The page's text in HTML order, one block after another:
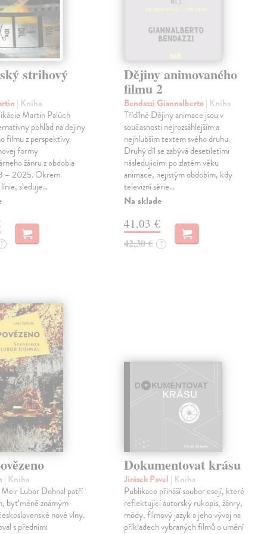
strihový
| Kniha
Martin Palúch
pohľad na dejiny
filmu z perspektívy
formy
žánru z obdobia
– 2025. Okrem
sleduje…
?
Dějiny animovaného
filmu 2
Bendazzi Giannalberto| Kniha
Třídílné Dějiny animace jsou v
současnosti nejrozsáhlejším a
nejhlubším textem svého druhu.
Druhý díl se zabývá desetiletími
následujícími po zlatém věku
animace, nejistým obdobím, kdy
televizní série…
Na sklade
41,03 €
42,30 € ?
| Kniha
Meir Lubor Dohnal patří
byť méně známým
nové vlny.
s předními
Dokumentovat krásu
Jirásek Pavel | Kniha
Publikace přináší soubor esejí, které
reflektující autorský rukopis, žánry,
módy, filmový jazyk a jeho vývoj na
příkladech vybraných filmů o umění